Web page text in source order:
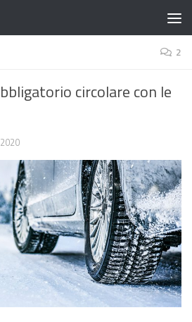
2
circolare con le